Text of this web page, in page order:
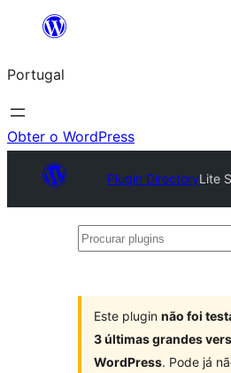
Saltar
o
conteúdo
Portugal
Obter o WordPress
Plugin DirectoryLite
Procurar
Este plugin não foi
3 últimas grandes
WordPress. Pode já